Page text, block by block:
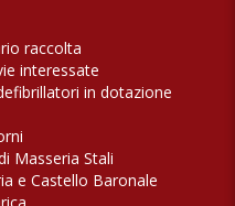
raccolta
interessate
in dotazione
Masseria Stali
e Castello Baronale